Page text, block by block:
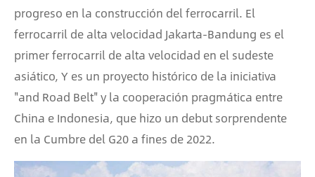
progreso en la construcción del ferrocarril. El
ferrocarril de alta velocidad Jakarta-Bandung es el
primer ferrocarril de alta velocidad en el sudeste
asiático, Y es un proyecto histórico de la iniciativa
"and Road Belt" y la cooperación pragmática entre
China e Indonesia, que hizo un debut sorprendente
en la Cumbre del G20 a fines de 2022.